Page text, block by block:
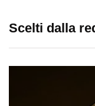
Scelti dalla